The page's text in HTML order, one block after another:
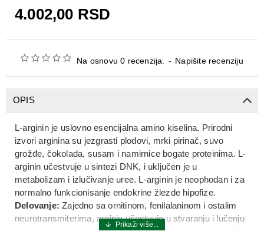
Na osnovu 0 recenzija. - Napišite recenziju
4.002,00 RSD
OPIS
L-arginin je uslovno esencijalna amino kiselina. Prirodni
izvori arginina su jezgrasti plodovi, mrki pirinač, suvo
grožđe, čokolada, susam i namirnice bogate proteinima. L-
arginin učestvuje u sintezi DNK, i uključen je u
metabolizam i izlučivanje uree. L-arginin je neophodan i za
normalno funkcionisanje endokrine žlezde hipofize.
Delovanje: Zajedno sa ornitinom, fenilalaninom i ostalim
neurotransmiterima, arginin učestvuje u stvaranju i lučenju
hormona rasta iz hipofize, koji omogućava očuvanje ćelija i